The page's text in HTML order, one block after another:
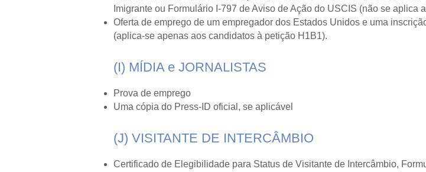
Imigrante ou Formulário I-797 de Aviso de Ação do USCIS (não se aplica
Oferta de emprego de um empregador dos Estados Unidos e uma
(aplica-se apenas aos candidatos à petição H1B1).
(I) MÍDIA e JORNALISTAS
Prova de emprego
Uma cópia do Press-ID oficial, se aplicável
(J) VISITANTE DE INTERCÂMBIO
Certificado de Elegibilidade para Status de Visitante de Intercâmbio,